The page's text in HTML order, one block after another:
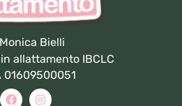
Bielli
allattamento IBCLC
01609500051